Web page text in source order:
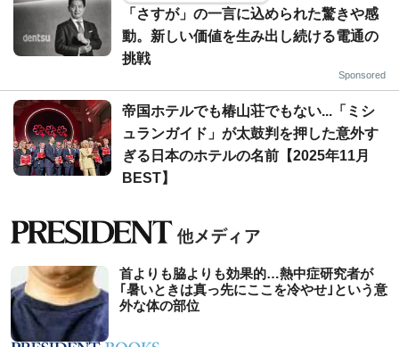
「さすが」の一言に込められた驚きや感
動。新しい価値を生み出し続ける電通の
挑戦
Sponsored
帝国ホテルでも椿山荘でもない...「ミシ
ュランガイド」が太鼓判を押した意外す
ぎる日本のホテルの名前【2025年11月
BEST】
首よりも脇よりも効果的…熱中症研究者が
｢暑いときは真っ先にここを冷やせ｣という意
外な体の部位